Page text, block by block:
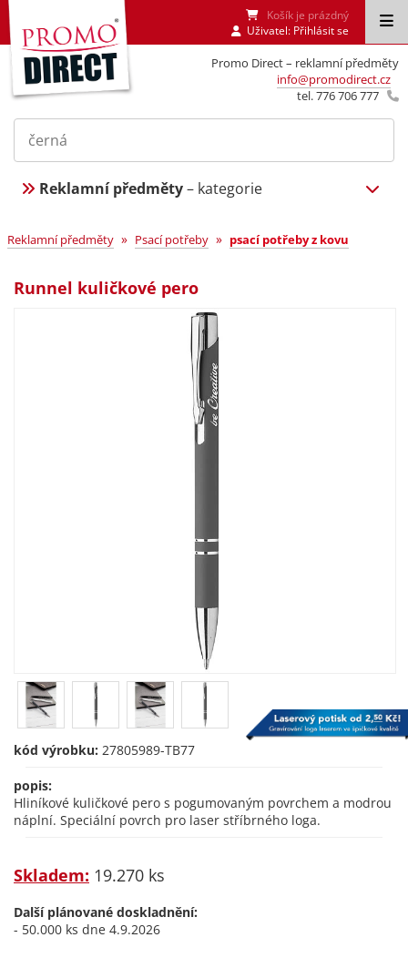
Promo Direct – reklamní předměty
info@promodirect.cz
tel. 776 706 777
Košík je prázdný
Uživatel: Přihlásit se
Reklamní předměty– kategorie
Reklamní předměty » Psací potřeby » psací potřeby z kovu
Runnel kuličkové pero
kód výrobku: 27805989-TB77
popis:
Hliníkové kuličkové pero s pogumovaným povrchem a modrou
náplní. Speciální povrch pro laser stříbrného loga.
Skladem: 19.270 ks
Další plánované doskladnění:
- 50.000 ks dne 4.9.2026